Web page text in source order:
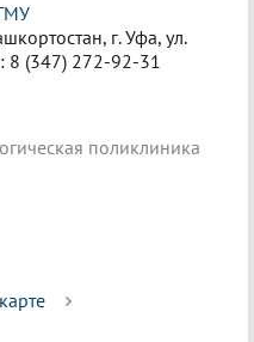
г. Уфа, ул.
8 (347) 272-92-31
поликлиника